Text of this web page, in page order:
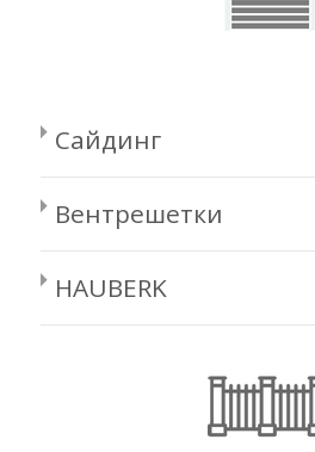
Сайдинг
Вентрешетки
HAUBERK